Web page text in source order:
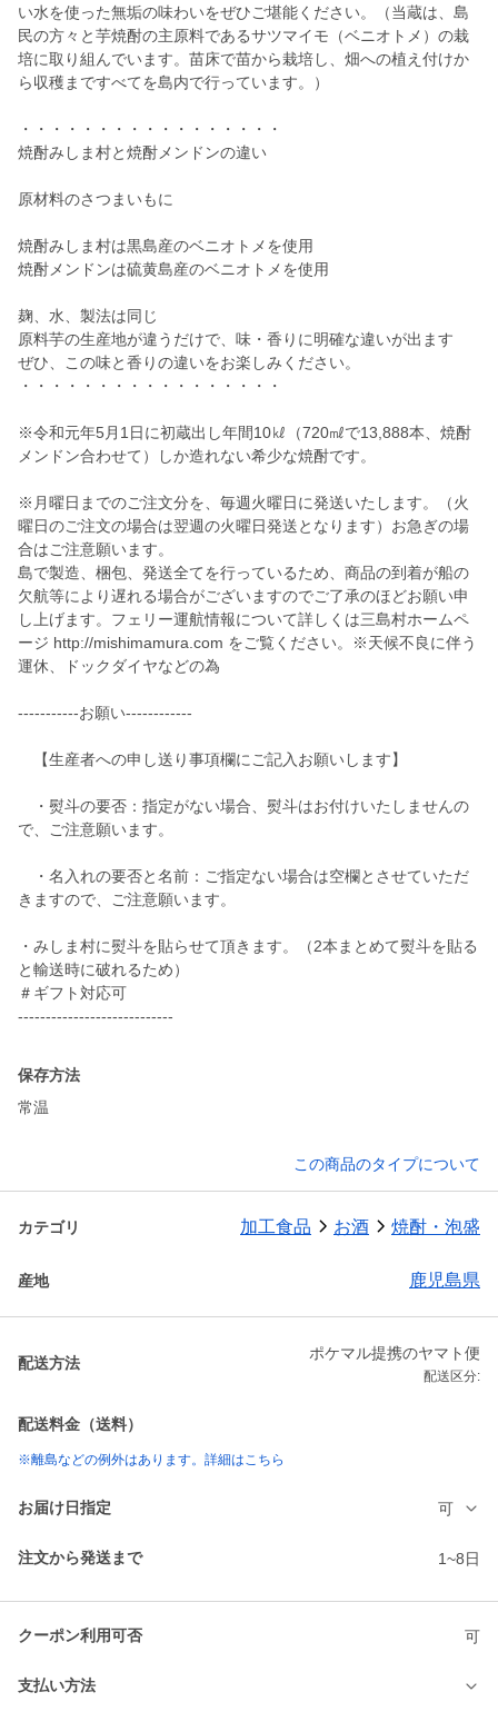
い水を使った無垢の味わいをぜひご堪能ください。（当蔵は、島
民の方々と芋焼酎の主原料であるサツマイモ（ベニオトメ）の栽
培に取り組んでいます。苗床で苗から栽培し、畑への植え付けか
ら収穫まですべてを島内で行っています。）
・・・・・・・・・・・・・・・・・
焼酎みしま村と焼酎メンドンの違い
原材料のさつまいもに
焼酎みしま村は黒島産のベニオトメを使用
焼酎メンドンは硫黄島産のベニオトメを使用
麹、水、製法は同じ
原料芋の生産地が違うだけで、味・香りに明確な違いが出ます
ぜひ、この味と香りの違いをお楽しみください。
・・・・・・・・・・・・・・・・・
※令和元年5月1日に初蔵出し年間10㎘（720㎖で13,888本、焼酎
メンドン合わせて）しか造れない希少な焼酎です。
※月曜日までのご注文分を、毎週火曜日に発送いたします。（火
曜日のご注文の場合は翌週の火曜日発送となります）お急ぎの場
合はご注意願います。
島で製造、梱包、発送全てを行っているため、商品の到着が船の
欠航等により遅れる場合がございますのでご了承のほどお願い申
し上げます。フェリー運航情報について詳しくは三島村ホームペ
ージ http://mishimamura.com をご覧ください。※天候不良に伴う
運休、ドックダイヤなどの為
-----------お願い------------
【生産者への申し送り事項欄にご記入お願いします】
・熨斗の要否：指定がない場合、熨斗はお付けいたしませんの
で、ご注意願います。
・名入れの要否と名前：ご指定ない場合は空欄とさせていただ
きますので、ご注意願います。
・みしま村に熨斗を貼らせて頂きます。（2本まとめて熨斗を貼る
と輸送時に破れるため）
＃ギフト対応可
保存方法
常温
この商品のタイプについて
カテゴリ 加工食品 お酒 焼酎・泡盛
産地 鹿児島県
配送方法
ポケマル提携のヤマト便
配送区分:
配送料金（送料）
※離島などの例外はあります。詳細はこちら
お届け日指定 可
注文から発送まで 1~8日
クーポン利用可否 可
支払い方法